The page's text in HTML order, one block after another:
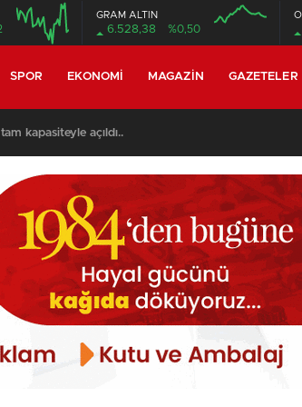
GRAM ALTIN
6.528,38 %0,50
SPOR EKONOMI MAGAZIN GAZETELER
kapasiteyle açıldı..